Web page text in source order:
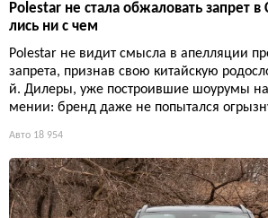
Polestar не стала обжаловать запрет
лись ни с чем
Polestar не видит смысла в апелляции
запрета, признав свою китайскую
й. Дилеры, уже построившие шоурумы на
мении: бренд даже не попытался
Авто 18 954